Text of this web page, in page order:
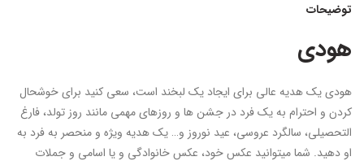
توضیحات
هودی
هودی یک هدیه عالی برای ایجاد یک لبخند است، سعی کنید برای خوشحال
کردن و احترام به یک فرد در جشن ها و روزهای مهمی مانند روز تولد، فارغ
التحصیلی، سالگرد عروسی، عید نوروز و… یک هدیه ویژه و منحصر به فرد به
او دهید. شما میتوانید عکس خود، عکس خانوادگی و یا اسامی و جملات